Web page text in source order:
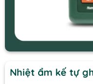
Nhiệt ẩm kế tự